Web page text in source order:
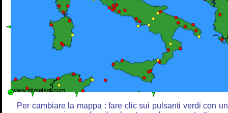
Per cambiare la mappa : fare clic sui pulsanti verdi con